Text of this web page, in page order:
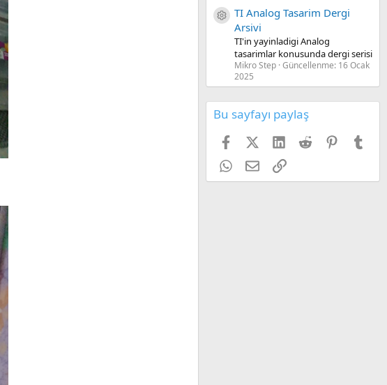
Kaynak ikon/amblem
TI Analog Tasarim Dergi
Arsivi
TI'in yayinladigi Analog
tasarimlar konusunda dergi serisi
Mikro Step Güncellenme: 16 Ocak
2025
Bu sayfayı paylaş
FacebookX (Twitter)
LinkedIn
Reddit Pinterest
WhatsApp
E-postaLink